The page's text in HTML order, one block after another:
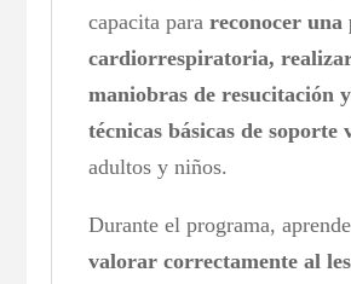
capacita parareconocer una
cardiorrespiratoria,
maniobras de resucitación
técnicas básicas de soporte
adultos y niños.
Durante el programa,
valorar correctamente al